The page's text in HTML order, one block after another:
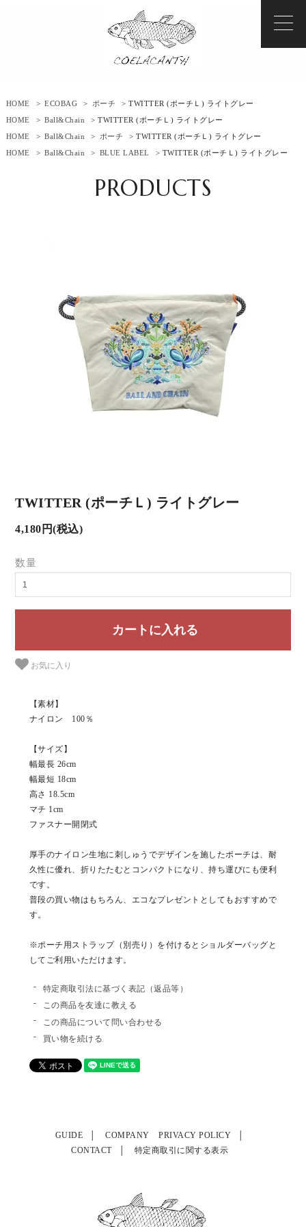
HOME > ECOBAG > ポーチ
> TWITTER (ポーチＬ) ライトグレー
HOME
> Ball&Chain
> TWITTER (ポーチＬ) ライトグレー
HOME
> Ball&Chain > ポーチ
> TWITTER (ポーチＬ) ライトグレー
HOME
> Ball&Chain > BLUE LABEL > TWITTER (ポーチＬ) ライトグレー
PRODUCTS
TWITTER (ポーチＬ) ライトグレー
4,180円(税込)
数量
お気に入り
【素材】
ナイロン 100％
【サイズ】
幅最長 26cm
幅最短 18cm
高さ 18.5cm
マチ 1cm
ファスナー開閉式
厚手のナイロン生地に刺しゅうでデザインを施したポーチは、耐
久性に優れ、折りたたむとコンパクトになり、持ち運びにも便利
です。
普段の買い物はもちろん、エコなプレゼントとしてもおすすめで
す。
※ポーチ用ストラップ（別売り）を付けるとショルダーバッグと
してご利用いただけます。
特定商取引法に基づく表記（返品等）
この商品を友達に教える
この商品について問い合わせる
買い物を続ける
GUIDE COMPANY
PRIVACY POLICY
CONTACT
特定商取引に関する表示